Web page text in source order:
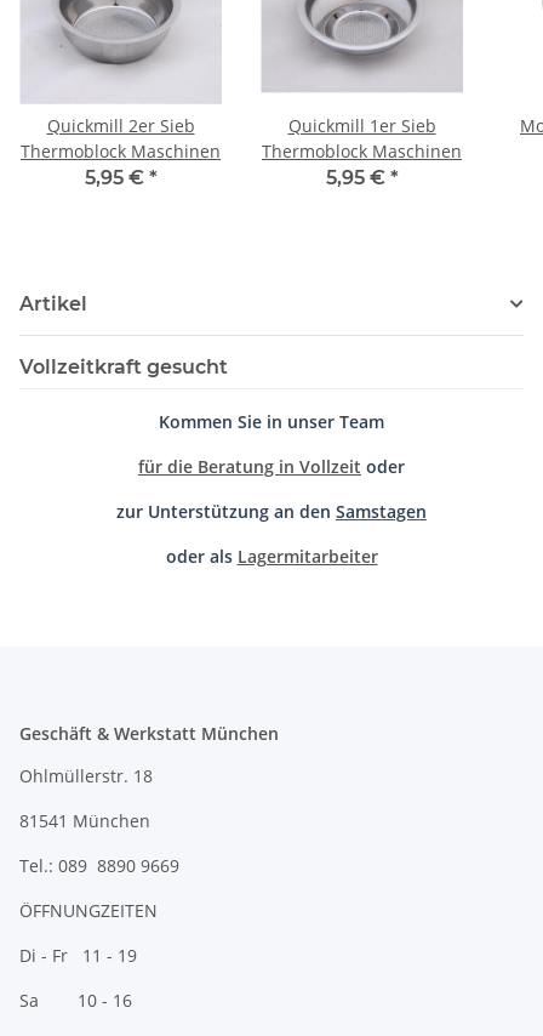
Quickmill 2er Sieb
Thermoblock Maschinen
5,95 € *
Quickmill 1er Sieb
Thermoblock Maschinen
5,95 € *
Artikel
Vollzeitkraft gesucht
Kommen Sie in unser Team
für die Beratung in Vollzeit oder
zur Unterstützung an den Samstagen
oder als Lagermitarbeiter
Geschäft & Werkstatt München
Ohlmüllerstr. 18
81541 München
Tel.: 089 8890 9669
ÖFFNUNGZEITEN
Di - Fr 11 - 19
Sa 10 - 16